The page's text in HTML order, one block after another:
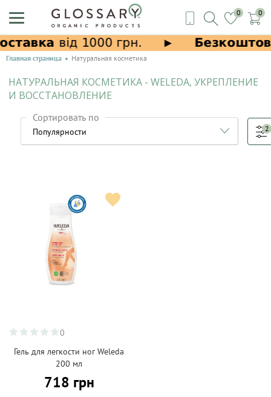
0 0
Главная страница Натуральная косметика
НАТУРАЛЬНАЯ КОСМЕТИКА - WELEDA, УКРЕПЛЕНИЕ
И ВОССТАНОВЛЕНИЕ
Сортировать по
2
0
Гель для легкости ног Weleda
200 мл
718 грн